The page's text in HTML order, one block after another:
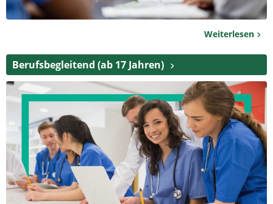
Weiterlesen
Berufsbegleitend (ab 17 Jahren)